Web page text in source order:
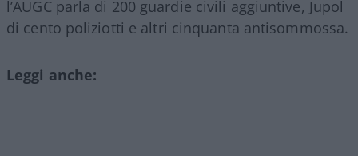
l’AUGC parla di 200 guardie civili aggiuntive, Jupol
di cento poliziotti e altri cinquanta antisommossa.
Leggi anche: